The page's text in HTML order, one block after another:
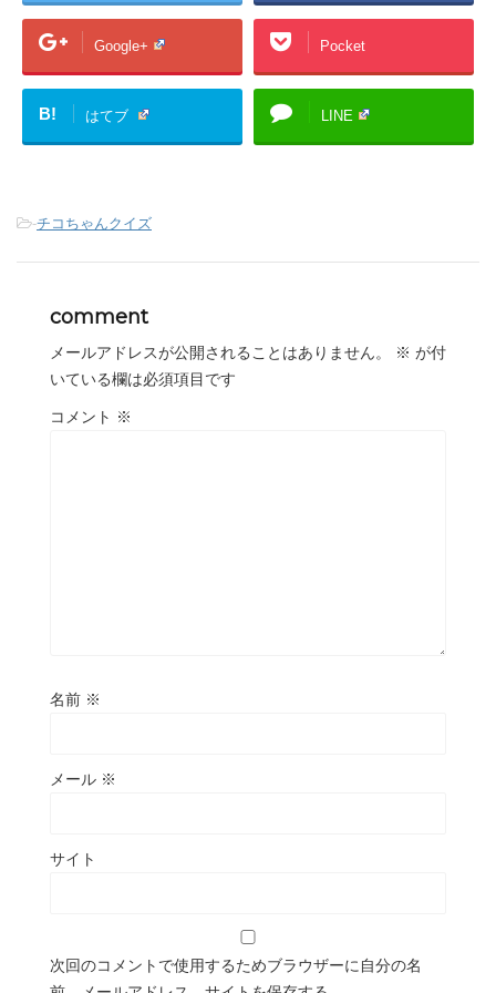
Google+ Pocket
B! はてブ LINE
-チコちゃんクイズ
comment
メールアドレスが公開されることはありません。 ※ が付
いている欄は必須項目です
コメント ※
名前 ※
メール ※
サイト
次回のコメントで使用するためブラウザーに自分の名